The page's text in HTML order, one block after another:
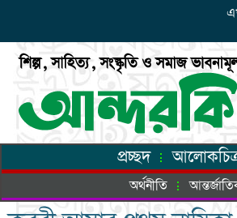
প্রচ্ছদ
অর্থনীতি